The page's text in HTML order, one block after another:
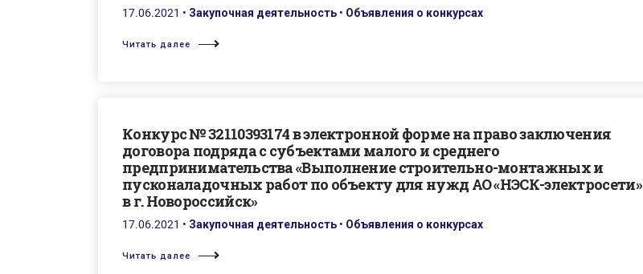
17.06.2021 • Закупочная деятельность • Объявления о конкурсах
Читать далее
Конкурс № 32110393174 в электронной форме на право заключения
договора подряда с субъектами малого и среднего
предпринимательства «Выполнение строительно-монтажных и
пусконаладочных работ по объекту для нужд АО «НЭСК-электросети»
в г. Новороссийск»
17.06.2021 • Закупочная деятельность • Объявления о конкурсах
Читать далее